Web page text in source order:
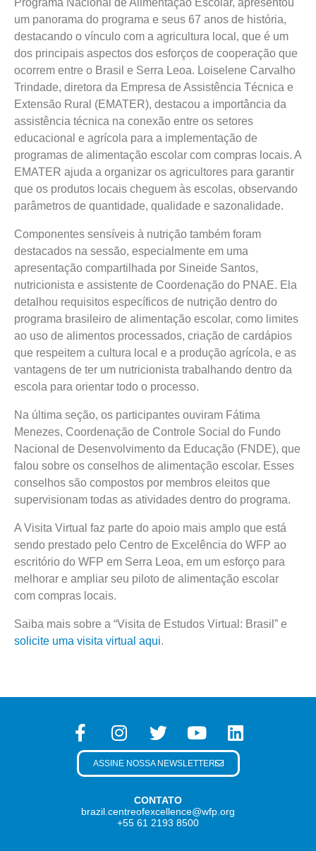
Programa Nacional de Alimentação Escolar, apresentou
um panorama do programa e seus 67 anos de história,
destacando o vínculo com a agricultura local, que é um
dos principais aspectos dos esforços de cooperação que
ocorrem entre o Brasil e Serra Leoa. Loiselene Carvalho
Trindade, diretora da Empresa de Assistência Técnica e
Extensão Rural (EMATER), destacou a importância da
assistência técnica na conexão entre os setores
educacional e agrícola para a implementação de
programas de alimentação escolar com compras locais. A
EMATER ajuda a organizar os agricultores para garantir
que os produtos locais cheguem às escolas, observando
parâmetros de quantidade, qualidade e sazonalidade.
Componentes sensíveis à nutrição também foram
destacados na sessão, especialmente em uma
apresentação compartilhada por Sineide Santos,
nutricionista e assistente de Coordenação do PNAE. Ela
detalhou requisitos específicos de nutrição dentro do
programa brasileiro de alimentação escolar, como limites
ao uso de alimentos processados, criação de cardápios
que respeitem a cultura local e a produção agrícola, e as
vantagens de ter um nutricionista trabalhando dentro da
escola para orientar todo o processo.
Na última seção, os participantes ouviram Fátima
Menezes, Coordenação de Controle Social do Fundo
Nacional de Desenvolvimento da Educação (FNDE), que
falou sobre os conselhos de alimentação escolar. Esses
conselhos são compostos por membros eleitos que
supervisionam todas as atividades dentro do programa.
A Visita Virtual faz parte do apoio mais amplo que está
sendo prestado pelo Centro de Excelência do WFP ao
escritório do WFP em Serra Leoa, em um esforço para
melhorar e ampliar seu piloto de alimentação escolar
com compras locais.
Saiba mais sobre a “Visita de Estudos Virtual: Brasil” e
solicite uma visita virtual aqui.
CONTATO
brazil.centreofexcellence@wfp.org
+55 61 2193 8500
ASSINE NOSSA NEWSLETTER